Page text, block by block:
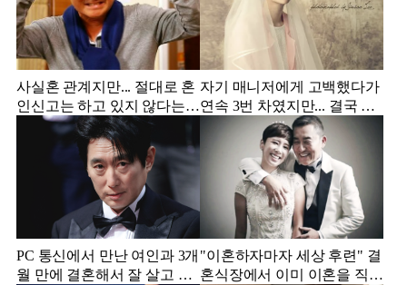
사실혼 관계지만... 절대로 혼
인신고는 하고 있지 않다는
배우
자기 매니저에게 고백했다가
연속 3번 차였지만... 결국 결
혼에 성공한 배우
PC 통신에서 만난 여인과 3개
월 만에 결혼해서 잘 살고 있
"이혼하자마자 세상 후련" 결
혼식장에서 이미 이혼을 직감